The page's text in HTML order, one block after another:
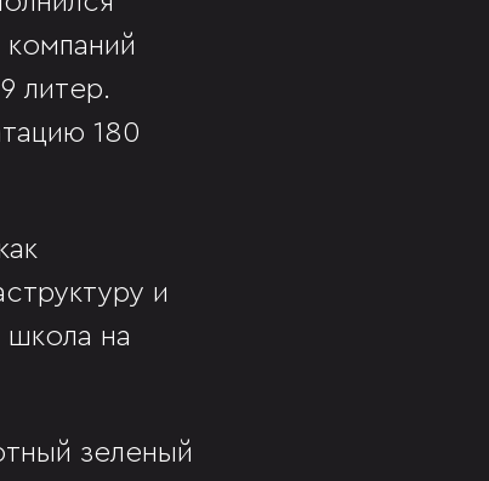
литер.
180
и
на
зеленый